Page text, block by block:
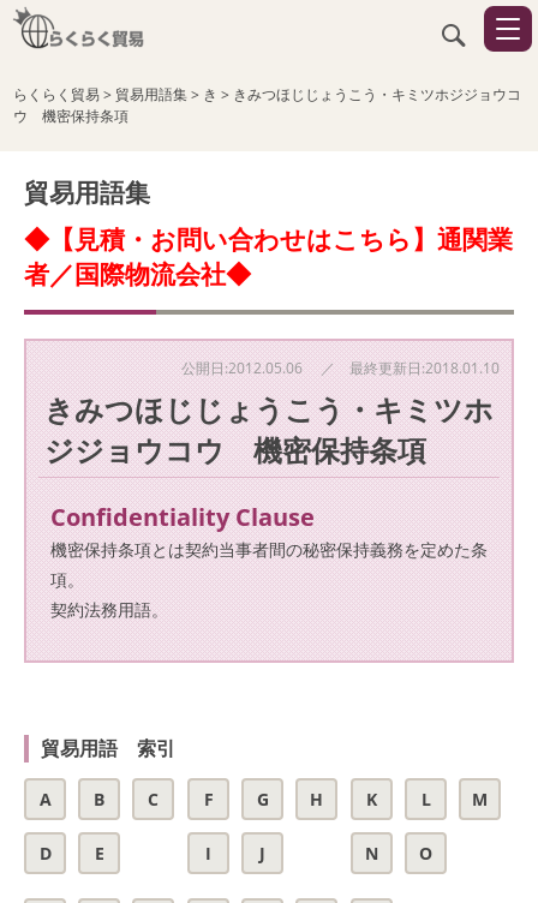
らくらく貿易> 貿易用語集> き > きみつほじじょうこう・キミツホジジョウコ
ウ 機密保持条項
貿易用語集
◆【見積・お問い合わせはこちら】通関業
者／国際物流会社◆
公開日:2012.05.06 ／ 最終更新日:2018.01.10
きみつほじじょうこう・キミツホ
ジジョウコウ 機密保持条項
Confidentiality Clause
機密保持条項とは契約当事者間の秘密保持義務を定めた条
項。
契約法務用語。
貿易用語 索引
A B C
D E
F G H
I J
K L M
N O